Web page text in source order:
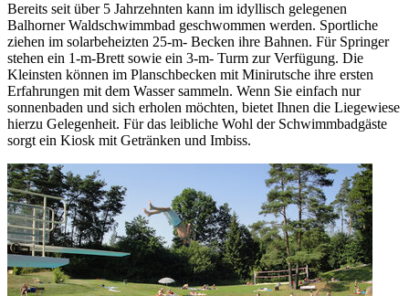
Bereits seit über 5 Jahrzehnten kann im idyllisch gelegenen
Balhorner Waldschwimmbad geschwommen werden. Sportliche
ziehen im solarbeheizten 25-m- Becken ihre Bahnen. Für Springer
stehen ein 1-m-Brett sowie ein 3-m- Turm zur Verfügung. Die
Kleinsten können im Planschbecken mit Minirutsche ihre ersten
Erfahrungen mit dem Wasser sammeln. Wenn Sie einfach nur
sonnenbaden und sich erholen möchten, bietet Ihnen die Liegewiese
hierzu Gelegenheit. Für das leibliche Wohl der Schwimmbadgäste
sorgt ein Kiosk mit Getränken und Imbiss.